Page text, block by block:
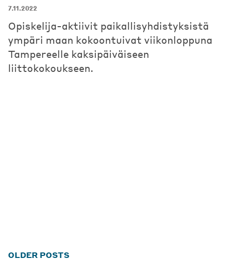
7.11.2022
Opiskelija-aktiivit paikallisyhdistyksistä
ympäri maan kokoontuivat viikonloppuna
Tampereelle kaksipäiväiseen
liittokokoukseen.
Posts
OLDER POSTS